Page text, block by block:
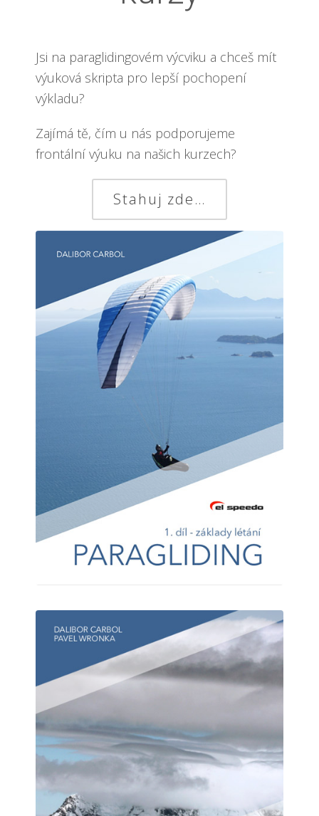
Jsi na paraglidingovém výcviku a chceš mít
výuková skripta pro lepší pochopení
výkladu?
Zajímá tě, čím u nás podporujeme
frontální výuku na našich kurzech?
Stahuj zde…